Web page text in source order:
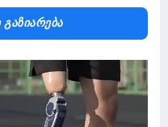
Გაზიარება